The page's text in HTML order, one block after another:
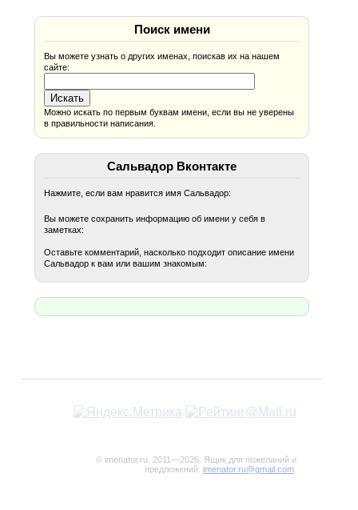
Поиск имени
Вы можете узнать о других именах, поискав их на нашем
сайте:
Можно искать по первым буквам имени, если вы не уверены
в правильности написания.
Сальвадор Вконтакте
Нажмите, если вам нравится имя Сальвадор:
Вы можете сохранить информацию об имени у себя в
заметках:
Оставьте комментарий, насколько подходит описание имени
Сальвадор к вам или вашим знакомым:
© imenator.ru, 2011—2026. Ящик для пожеланий и
предложений:imenator.ru@gmail.com